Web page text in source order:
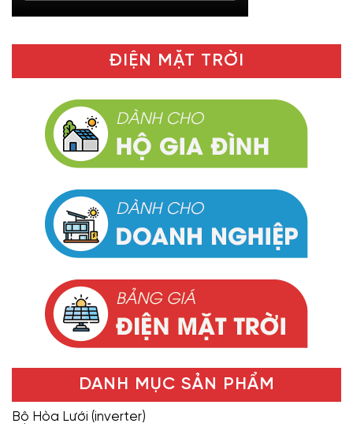
ĐIỆN MẶT TRỜI
DANH MỤC SẢN PHẨM
Bộ Hòa Lưới (inverter)